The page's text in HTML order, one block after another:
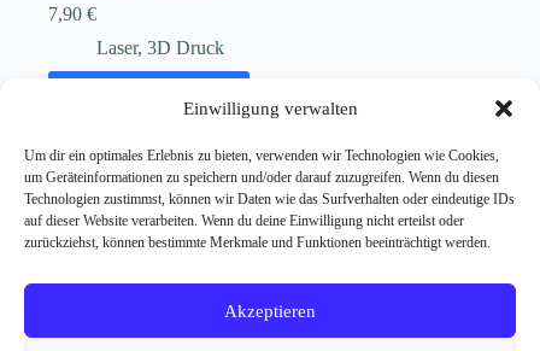
Einwilligung verwalten
Um dir ein optimales Erlebnis zu bieten, verwenden wir Technologien wie Cookies,
um Geräteinformationen zu speichern und/oder darauf zuzugreifen. Wenn du diesen
Technologien zustimmst, können wir Daten wie das Surfverhalten oder eindeutige IDs
auf dieser Website verarbeiten. Wenn du deine Einwilligung nicht erteilst oder
zurückziehst, können bestimmte Merkmale und Funktionen beeinträchtigt werden.
Akzeptieren
7,90 €
Laser, 3D Druck
Kein Mehrwertsteuerausweis, da Kleinunternehmer nach §19
(1) UStG.
Vertrag widerrufen